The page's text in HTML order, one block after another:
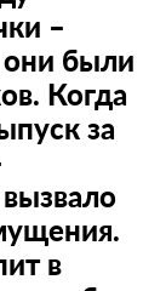
–
были
Когда
за
в